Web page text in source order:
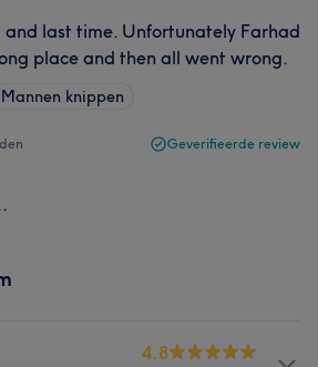
and last time. Unfortunately Farhad
place and then all went wrong.
Mannen knippen
Geverifieerde review
4.8